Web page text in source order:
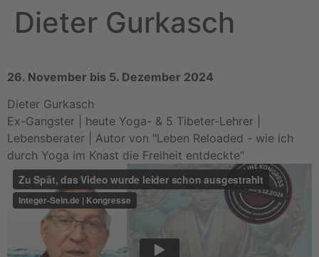
Zum
InhaltDieter Gurkasch
26. November bis 5. Dezember 2024
Dieter Gurkasch
Ex-Gangster | heute Yoga- & 5 Tibeter-Lehrer |
Lebensberater | Autor von "Leben Reloaded - wie ich
durch Yoga im Knast die Freiheit entdeckte“